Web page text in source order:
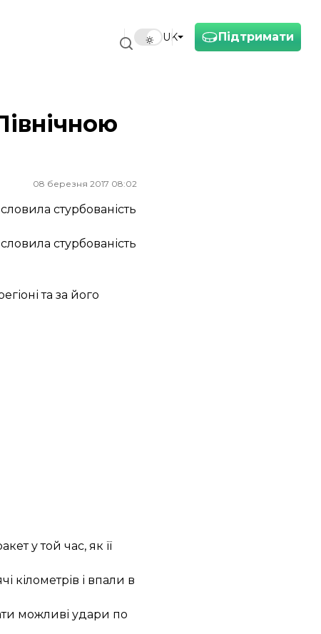
Підтримати
UK
08 березня 2017 08:02
стурбованість
стурбованість
та за його
у той час, як її
кілометрів і впали в
можливі удари по